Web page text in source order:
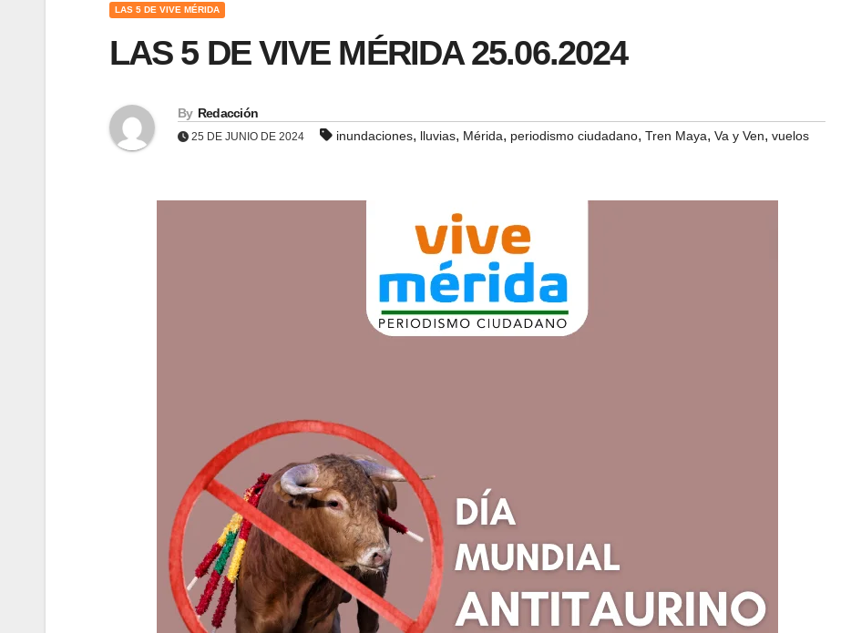
LAS 5 DE VIVE MÉRIDA
LAS 5 DE VIVE MÉRIDA 25.06.2024
By Redacción
25 DE JUNIO DE 2024 inundaciones, lluvias, Mérida, periodismo ciudadano, Tren Maya, Va y Ven, vuelos